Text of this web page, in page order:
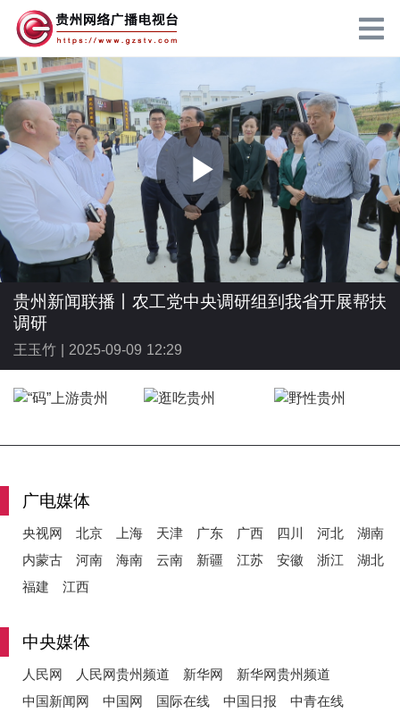
P
l
a
V
贵州新闻联播丨农工党中央调研组到我省开展帮扶
调研
王玉竹 | 2025-09-09 12:29
广电媒体
央视网 北京 上海 天津 广东 广西 四川 河北
湖南
内蒙古
河南 海南 云南 新疆 江苏 安徽 浙江
湖北
福建
江西
中央媒体
人民网 人民网贵州频道 新华网
新华网贵州频道
中国新闻网
中国网 国际在线 中国日报
中青在线